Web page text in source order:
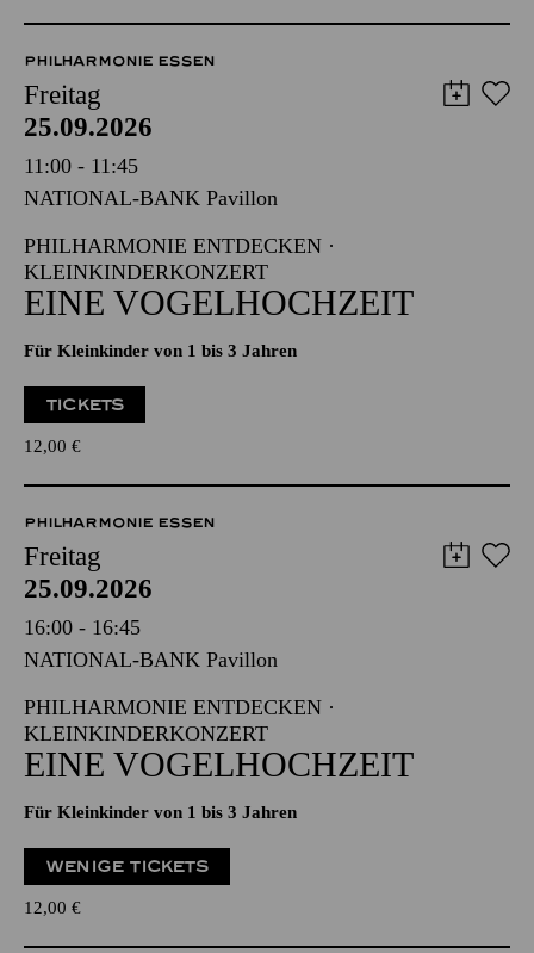
PHILHARMONIE ESSEN
Freitag
25.09.2026
11:00 - 11:45
NATIONAL-BANK Pavillon
PHILHARMONIE ENTDECKEN ·
KLEINKINDERKONZERT
EINE VOGELHOCHZEIT
Für Kleinkinder von 1 bis 3 Jahren
TICKETS
12,00 €
PHILHARMONIE ESSEN
Freitag
25.09.2026
16:00 - 16:45
NATIONAL-BANK Pavillon
PHILHARMONIE ENTDECKEN ·
KLEINKINDERKONZERT
EINE VOGELHOCHZEIT
Für Kleinkinder von 1 bis 3 Jahren
WENIGE TICKETS
12,00 €